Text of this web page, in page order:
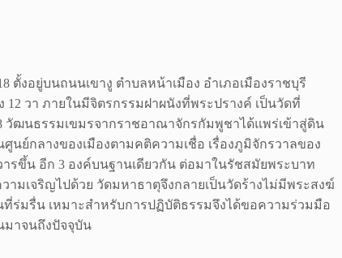
งอยู่บนถนนเขางู ตำบลหน้าเมือง อำเภอเมืองราชบุรี
วา ภายในมีจิตรกรรมฝาผนังที่พระปรางค์ เป็นวัดที่
วัฒนธรรมเขมรจากราชอาณาจักรกัมพูชาได้แพร่เข้าสู่ดิน
นย์กลางของเมืองตามคติความเชื่อ เรื่องภูมิจักรวาลของ
รขึ้น อีก 3 องค์บนฐานเดียวกัน ต่อมาในรัชสมัยพระบาท
มเจริญไปด้วย วัดมหาธาตุจึงกลายเป็นวัดร้างไม่มีพระสงฆ์
ร่มรื่น เหมาะสำหรับการปฏิบัติธรรมจึงได้ขอความร่วมมือ
มาจนถึงปัจจุบัน